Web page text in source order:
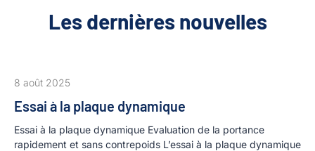
Les dernières nouvelles
8 août 2025
Essai à la plaque dynamique
Essai à la plaque dynamique Evaluation de la portance
rapidement et sans contrepoids L’essai à la plaque dynamique